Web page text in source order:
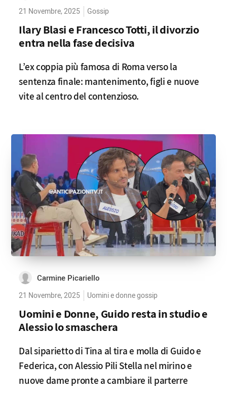
21 Novembre, 2025 Gossip
Ilary Blasi e Francesco Totti, il divorzio
entra nella fase decisiva
L’ex coppia più famosa di Roma verso la
sentenza finale: mantenimento, figli e nuove
vite al centro del contenzioso.
Carmine Picariello
21 Novembre, 2025 Uomini e donne gossip
Uomini e Donne, Guido resta in studio e
Alessio lo smaschera
Dal siparietto di Tina al tira e molla di Guido e
Federica, con Alessio Pili Stella nel mirino e
nuove dame pronte a cambiare il parterre